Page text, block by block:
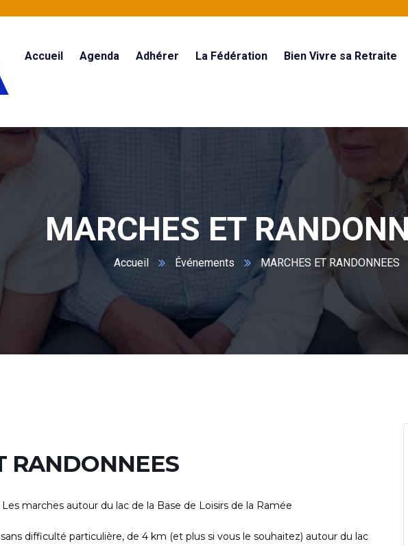
Accueil Agenda Adhérer La Fédération Bien Vivre sa Retraite
MARCHES ET
Accueil Événements MARCHES ET RANDONNEES
RANDONNEES
Les marches autour du lac de la Base de Loisirs de la Ramée
difficulté particulière, de 4 km (et plus si vous le souhaitez) autour du lac